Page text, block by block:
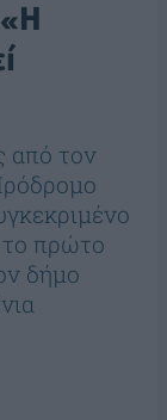
από τον
το πρώτο
δήμο